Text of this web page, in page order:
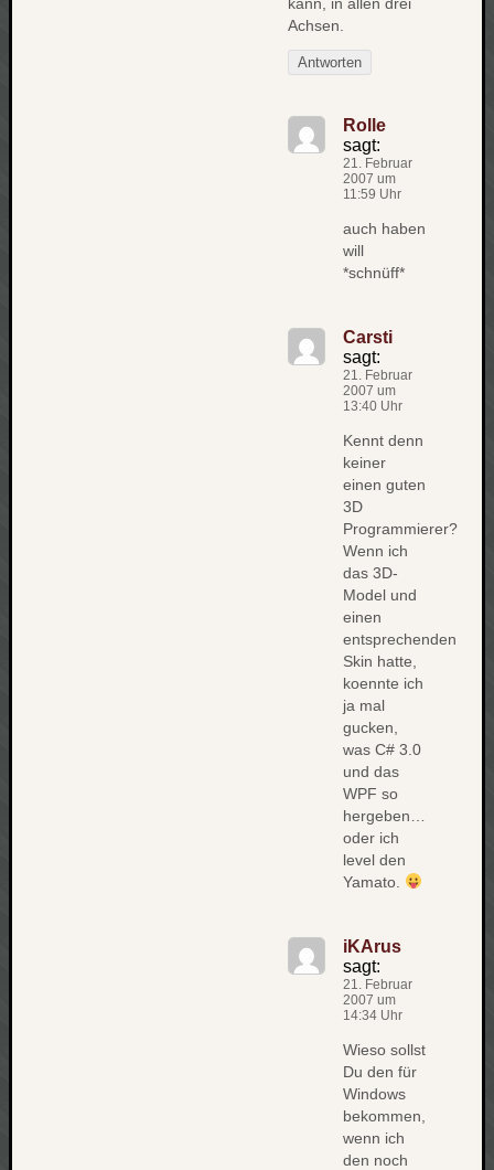
Achsen.
Antworten
Rolle
sagt:
21. Februar
2007 um
11:59 Uhr
auch haben
will
*schnüff*
Carsti
sagt:
21. Februar
2007 um
13:40 Uhr
Kennt denn
keiner
einen guten
3D
Programmierer?
Wenn ich
das 3D-
Model und
einen
entsprechenden
Skin hatte,
koennte ich
ja mal
gucken,
was C# 3.0
und das
WPF so
hergeben…
oder ich
level den
Yamato.
iKArus
sagt:
21. Februar
2007 um
14:34 Uhr
Wieso sollst
Du den für
Windows
bekommen,
wenn ich
den noch
wetter